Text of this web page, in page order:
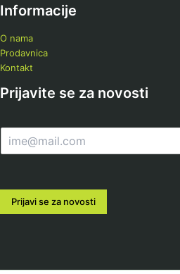
Informacije
O nama
Prodavnica
Kontakt
Prijavite se za novosti
m
l
Prijavi se za novosti